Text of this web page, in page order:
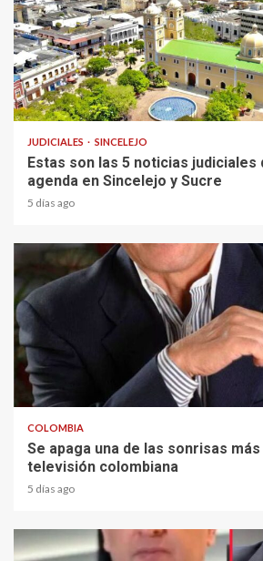
2 min read
JUDICIALES SINCELEJO
Estas son las 5 noticias judiciales
agenda en Sincelejo y Sucre
5 días ago
1 min read
COLOMBIA
Se apaga una de las sonrisas
televisión colombiana
5 días ago